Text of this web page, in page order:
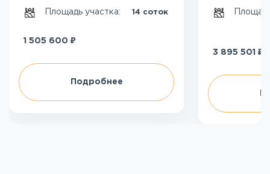
Площадь участка: 14 соток
1 505 600 ₽
Подробнее
3 895 501 ₽